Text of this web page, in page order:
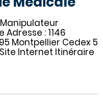
: 1146
Montpellier Cedex 5
Site Internet Itinéraire